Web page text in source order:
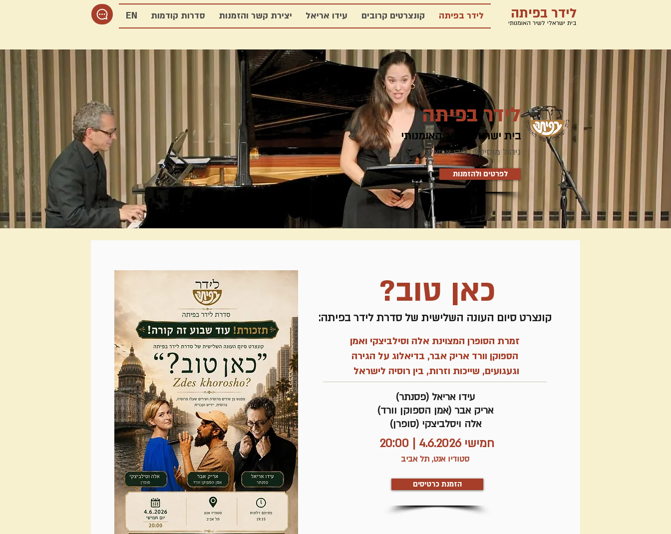
לידר בפיתה קונצרטים קרובים עידו אריאל יצירת קשר והזמנות סדרות קודמות EN לידר בפיתה
בית ישראלי לשיר האומנותי
בית ישראלי לשיר האומנותי
ניהול מוסיקלי: עידו אריאל
לידר בפיתה
לפרטים ולהזמנות
כאן טוב?
קונצרט סיום העונה השלישית של סדרת לידר בפיתה:
זמרת הסופרן המצוינת אלה וסילביצקי ואמן
הספוקן וורד אריק אבר, בדיאלוג על הגירה
וגעגועים, שייכות וזרות, בין רוסיה לישראל
עידו אריאל (פסנתר)
אריק אבר (אמן הספוקן וורד)
אלה ויסלביצקי (סופרן)
חמישי 4.6.2026 | 20:00
סטודיו אנט, תל אביב
הזמנת כרטיסים